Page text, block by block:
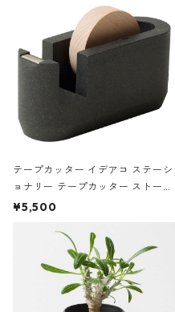
テープカッター イデアコ ステーシ
ョナリー テープカッター ストーン
サンドカラー 石調 ideaco Station
¥5,500